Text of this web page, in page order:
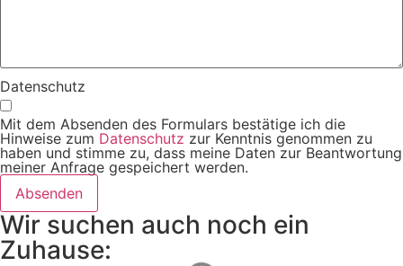
Datenschutz
Mit dem Absenden des Formulars bestätige ich die
Hinweise zum Datenschutz zur Kenntnis genommen zu
haben und stimme zu, dass meine Daten zur Beantwortung
meiner Anfrage gespeichert werden.
Absenden
Wir suchen auch noch ein
Zuhause: